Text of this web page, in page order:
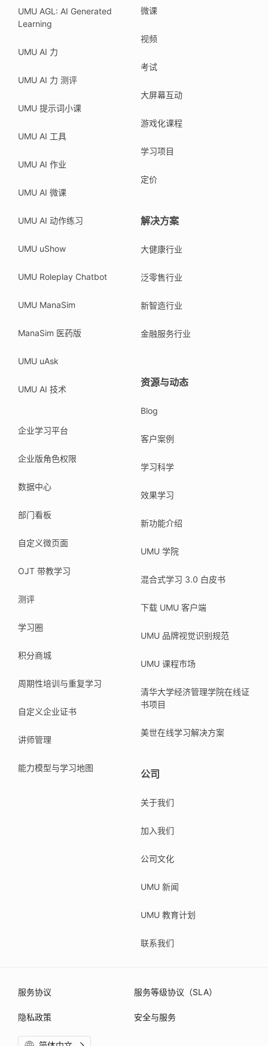
UMU AGL: AI Generated
Learning
UMU AI 力
UMU AI 力 测评
UMU 提示词小课
UMU AI 工具
UMU AI 作业
UMU AI 微课
UMU AI 动作练习
UMU uShow
UMU Roleplay Chatbot
UMU ManaSim
ManaSim 医药版
UMU uAsk
UMU AI 技术
企业学习平台
企业版角色权限
数据中心
部门看板
自定义微页面
OJT 带教学习
测评
学习圈
积分商城
周期性培训与重复学习
自定义企业证书
讲师管理
能力模型与学习地图
微课
视频
考试
大屏幕互动
游戏化课程
学习项目
定价
解决方案
大健康行业
泛零售行业
新智造行业
金融服务行业
资源与动态
Blog
客户案例
学习科学
效果学习
新功能介绍
UMU 学院
混合式学习 3.0 白皮书
下载 UMU 客户端
UMU 品牌视觉识别规范
UMU 课程市场
清华大学经济管理学院在线证
书项目
美世在线学习解决方案
公司
关于我们
加入我们
公司文化
UMU 新闻
UMU 教育计划
联系我们
服务协议 服务等级协议（SLA）
隐私政策 安全与服务